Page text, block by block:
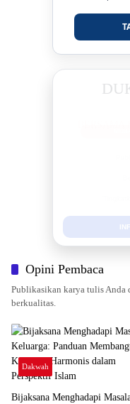
Opini Pembaca
Publikasikan karya tulis Anda
berkualitas.
Dakwah
Bijaksana Menghadapi